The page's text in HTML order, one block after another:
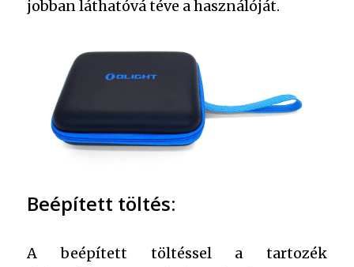
jobban láthatóvá téve a használóját.
Beépített töltés:
A beépített töltéssel a tartozék